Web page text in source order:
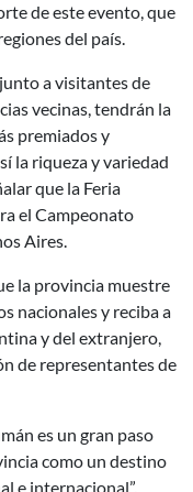
de este evento, que
del país.
a visitantes de
vecinas, tendrán la
premiados y
la riqueza y variedad
que la Feria
el Campeonato
Aires.
la provincia muestre
nacionales y reciba a
y del extranjero,
de representantes de
es un gran paso
como un destino
e internacional”,